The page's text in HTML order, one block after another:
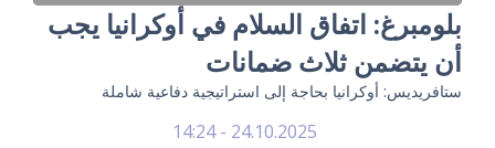
بلومبرغ: اتفاق السلام في أوكرانيا يجب
أن يتضمن ثلاث ضمانات
ستافريديس: أوكرانيا بحاجة إلى استراتيجية دفاعية شاملة
24.10.2025 - 14:24